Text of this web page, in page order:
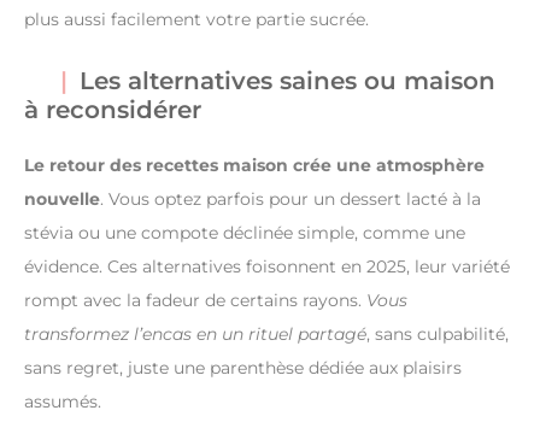
plus aussi facilement votre partie sucrée.
Les alternatives saines ou maison
à reconsidérer
Le retour des recettes maison crée une atmosphère
nouvelle. Vous optez parfois pour un dessert lacté à la
stévia ou une compote déclinée simple, comme une
évidence. Ces alternatives foisonnent en 2025, leur variété
rompt avec la fadeur de certains rayons. Vous
transformez l’encas en un rituel partagé, sans culpabilité,
sans regret, juste une parenthèse dédiée aux plaisirs
assumés.